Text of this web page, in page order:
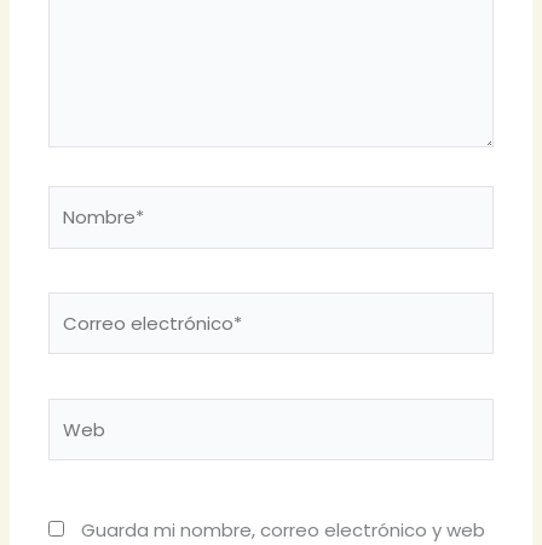
Guarda mi nombre, correo electrónico y web